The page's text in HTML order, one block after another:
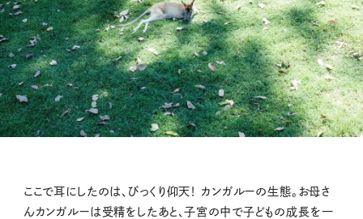
ここで耳にしたのは、びっくり仰天！ カンガルーの生態。お母さ
んカンガルーは受精をしたあと、子宮の中で子どもの成長を一